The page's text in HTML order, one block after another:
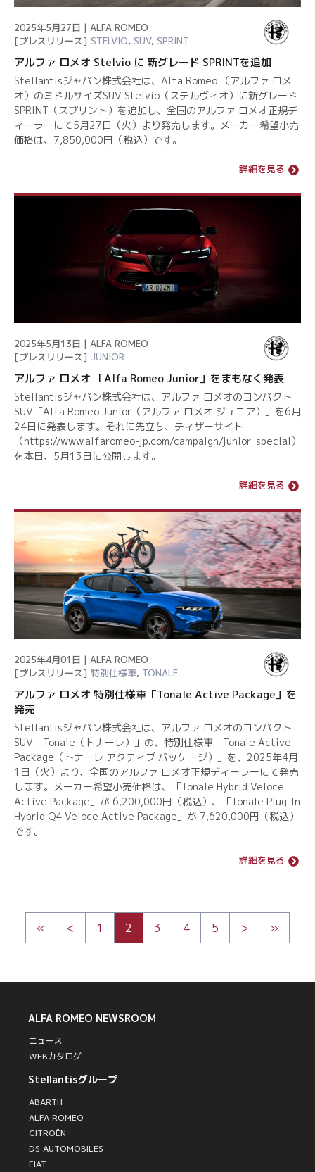
2025年5月27日 | ALFA ROMEO
[プレスリリース] STELVIO, SUV, SPRINT
アルファ ロメオ Stelvio に 新グレード SPRINTを追加
Stellantisジャパン株式会社は、Alfa Romeo （アルファ ロメ
オ）のミドルサイズSUV Stelvio（ステルヴィオ）に新グレード
SPRINT（スプリント）を追加し、全国のアルファ ロメオ正規デ
ィーラーにて5月27日（火）より発売します。メーカー希望小売
価格は、7,850,000円（税込）です。
詳細を見る
2025年5月13日 | ALFA ROMEO
[プレスリリース] JUNIOR
アルファ ロメオ 「Alfa Romeo Junior」をまもなく発表
Stellantisジャパン株式会社は、アルファ ロメオのコンパクト
SUV「Alfa Romeo Junior（アルファ ロメオ ジュニア）」を6月
24日に発表します。それに先立ち、ティザーサイト
（https://www.alfaromeo-jp.com/campaign/junior_special）
を本日、5月13日に公開します。
詳細を見る
2025年4月01日 | ALFA ROMEO
[プレスリリース] 特別仕様車, TONALE
アルファ ロメオ 特別仕様車「Tonale Active Package」を
発売
Stellantisジャパン株式会社は、アルファ ロメオのコンパクト
SUV「Tonale（トナーレ）」の、特別仕様車「Tonale Active
Package（トナーレ アクティブ パッケージ）」を、2025年4月
1日（火）より、全国のアルファ ロメオ正規ディーラーにて発売
します。メーカー希望小売価格は、「Tonale Hybrid Veloce
Active Package」が 6,200,000円（税込）、「Tonale Plug-In
Hybrid Q4 Veloce Active Package」が 7,620,000円（税込）
です。
詳細を見る
« < 1 2 3 4 5 > »
ALFA ROMEO NEWSROOM
ニュース
WEBカタログ
Stellantisグループ
ABARTH
ALFA ROMEO
CITROËN
DS AUTOMOBILES
FIAT